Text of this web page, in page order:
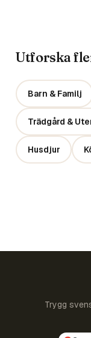
Utforska
Barn & Familj
Trädgård &
Husdjur
Trygg